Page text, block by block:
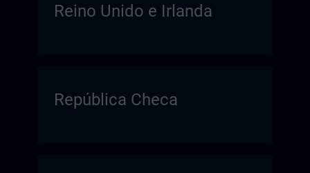
Reino Unido e Irlanda
República Checa